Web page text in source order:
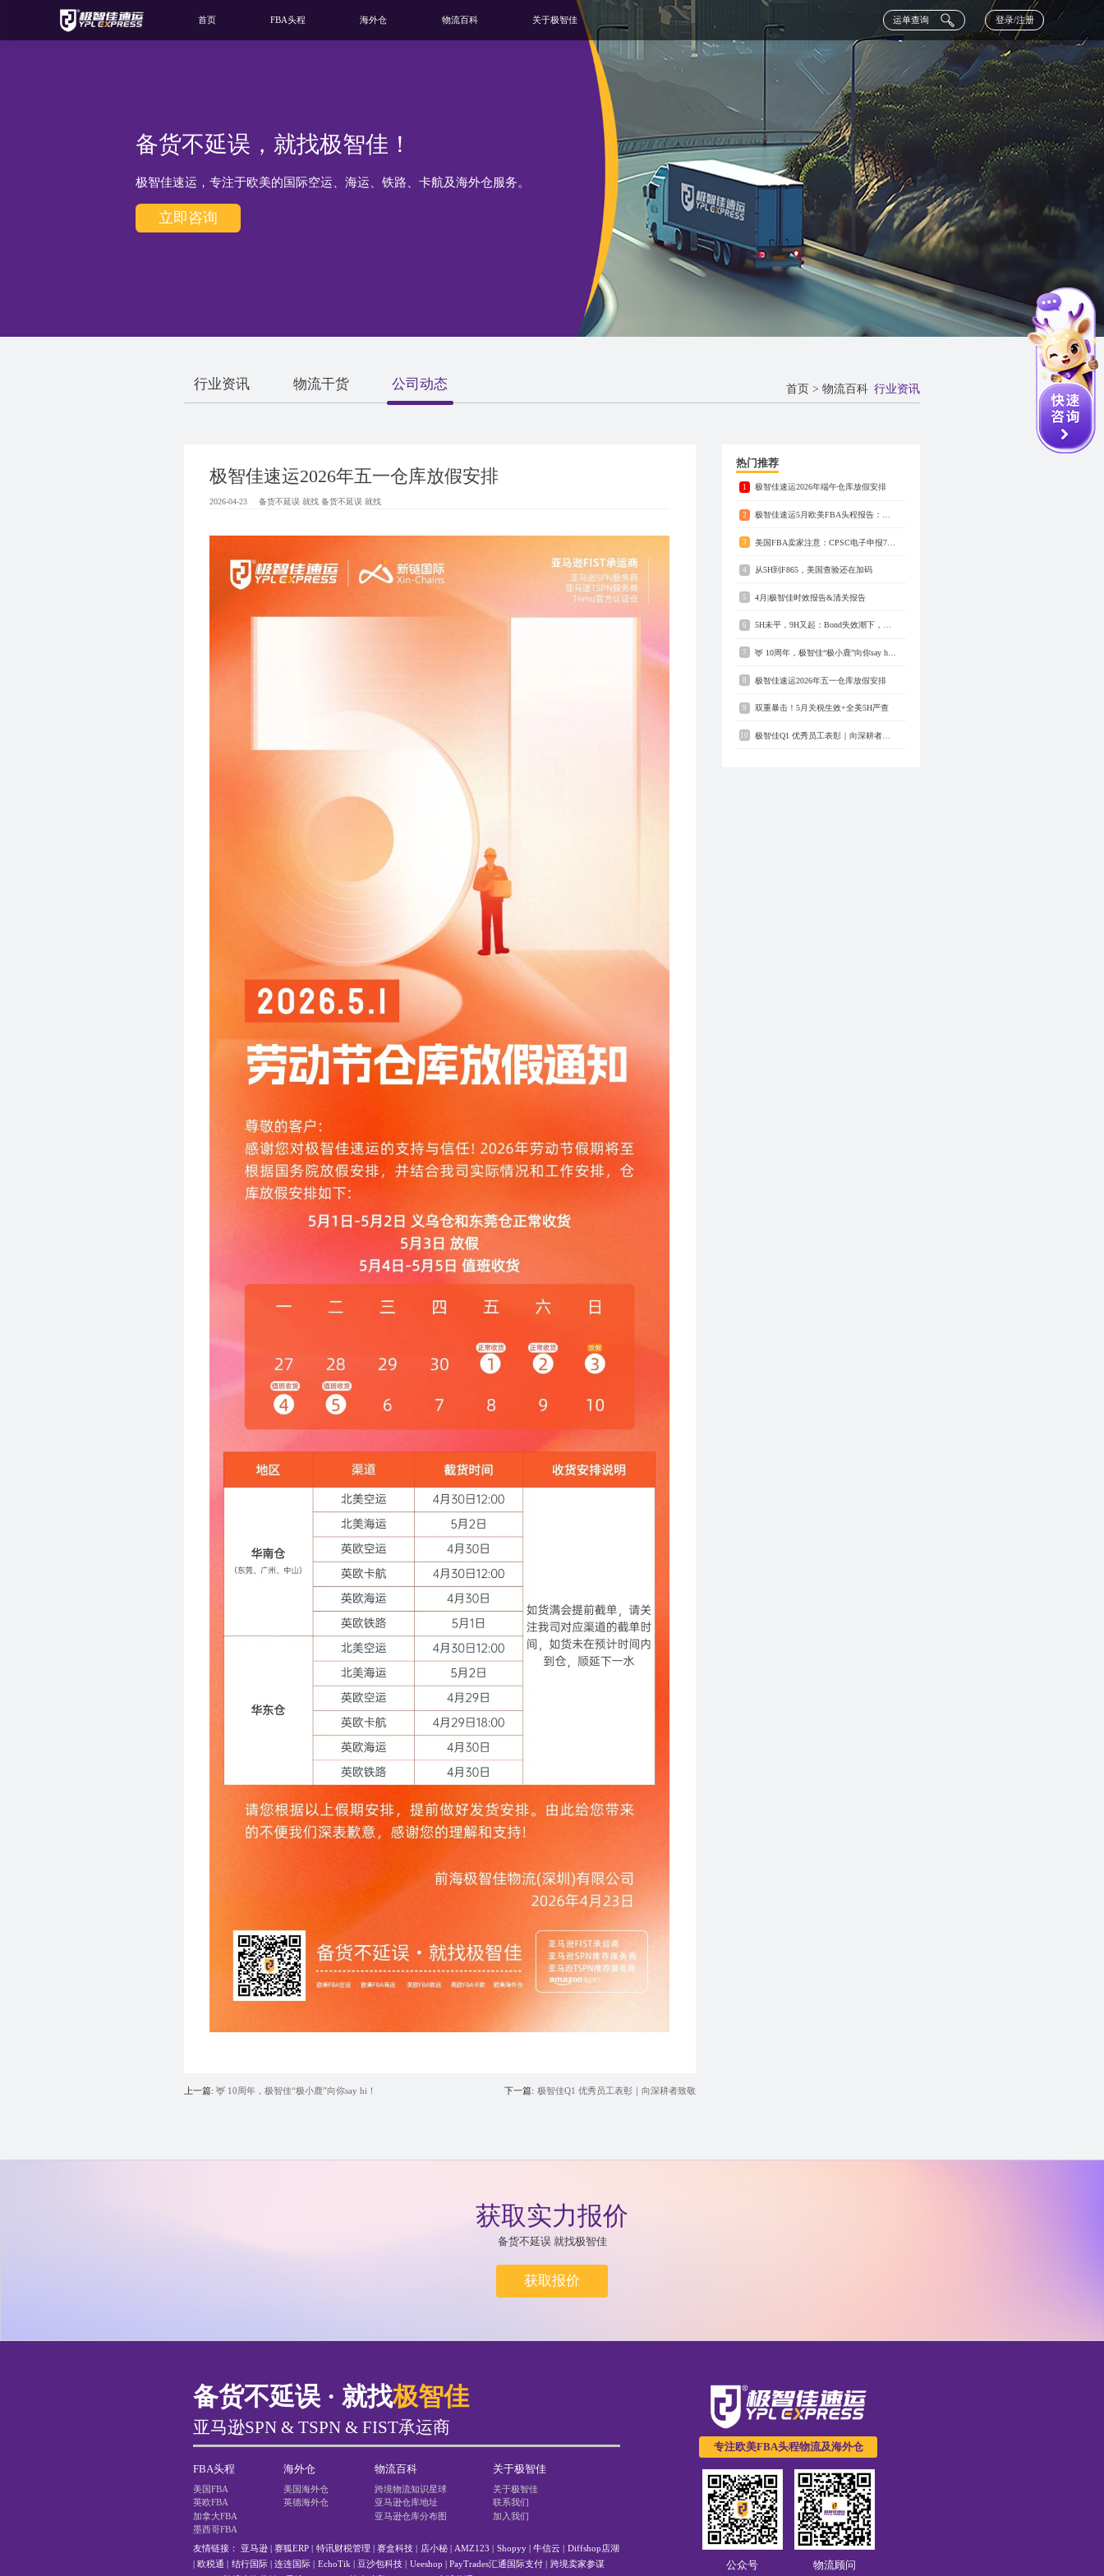
首页 FBA头程 海外仓 物流百科 关于极智佳 运单查询 登录/注册
备货不延误，就找极智佳！
极智佳速运，专注于欧美的国际空运、海运、铁路、卡航及海外仓服务。
立即咨询
行业资讯 物流干货 公司动态 首页 > 物流百科 行业资讯
极智佳速运2026年五一仓库放假安排
2026-04-23 备货不延误 就找 备货不延误 就找
上一篇: 🦌 10周年，极智佳“极小鹿”向你say hi！ 下一篇: 极智佳Q1 优秀员工表彰｜向深耕者致敬
热门推荐
1 极智佳速运2026年端午仓库放假安排
2
3 美国FBA卖家注意：CPSC电子申报7月8日实施，请自查产品认证
4 从5H到F865，美国查验还在加码
5 4月|极智佳时效报告&清关报告
6 5H未平，9H又起：Bond失效潮下，一批货柜正在被锁
7 🦌 10周年，极智佳“极小鹿”向你say hi！
8 极智佳速运2026年五一仓库放假安排
9 双重暴击！5月关税生效+全美5H严查
10 极智佳Q1 优秀员工表彰｜向深耕者致敬
获取实力报价
备货不延误 就找极智佳
获取报价
备货不延误 · 就找极智佳
亚马逊SPN & TSPN & FIST承运商
FBA头程
美国FBA
英欧FBA
加拿大FBA
墨西哥FBA
海外仓
美国海外仓
英德海外仓
物流百科
跨境物流知识星球
亚马逊仓库地址
亚马逊仓库分布图
关于极智佳
关于极智佳
联系我们
加入我们
友情链接： 亚马逊 | 赛狐ERP | 特讯财税管理 | 赛盒科技 | 店小秘 | AMZ123 | Shopyy | 牛信云 | Diffshop店湖
| 欧税通 | 结行国际 | 连连国际 | EchoTik | 豆沙包科技 | Ueeshop | PayTrades汇通国际支付 | 跨境卖家参谋
专注欧美FBA头程物流及海外仓
公众号 物流顾问